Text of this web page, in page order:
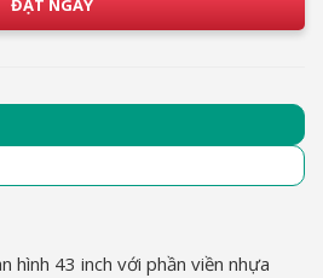
ĐẶT NGAY
hình 43 inch với phần viền nhựa